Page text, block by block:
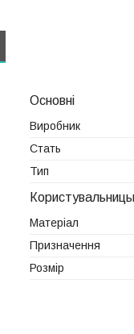
Основні
Виробник
Стать
Тип
Матеріал
Призначення
Розмір